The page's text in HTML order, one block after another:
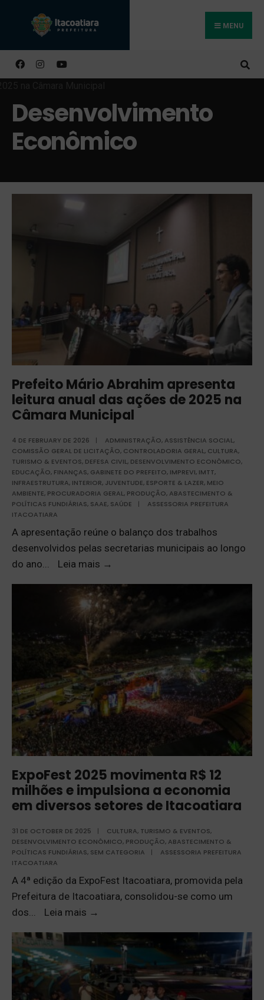
MENU
Desenvolvimento
Econômico
Prefeito Mário Abrahim apresenta
leitura anual das ações de 2025 na
Câmara Municipal
4 DE FEBRUARY DE 2026 | ADMINISTRAÇÃO, ASSISTÊNCIA SOCIAL,
COMISSÃO GERAL DE LICITAÇÃO, CONTROLADORIA GERAL, CULTURA,
TURISMO & EVENTOS, DEFESA CIVIL, DESENVOLVIMENTO ECONÔMICO,
EDUCAÇÃO, FINANÇAS, GABINETE DO PREFEITO, IMPREVI, IMTT,
INFRAESTRUTURA, INTERIOR, JUVENTUDE, ESPORTE & LAZER, MEIO
AMBIENTE, PROCURADORIA GERAL, PRODUÇÃO, ABASTECIMENTO &
POLÍTICAS FUNDIÁRIAS, SAAE, SAÚDE |
ASSESSORIA PREFEITURA
ITACOATIARA
A apresentação reúne o balanço dos trabalhos
desenvolvidos pelas secretarias municipais ao longo
do ano... Leia mais →
ExpoFest 2025 movimenta R$ 12
milhões e impulsiona a economia
em diversos setores de Itacoatiara
31 DE OCTOBER DE 2025 | CULTURA, TURISMO & EVENTOS,
DESENVOLVIMENTO ECONÔMICO, PRODUÇÃO, ABASTECIMENTO &
POLÍTICAS FUNDIÁRIAS, SEM CATEGORIA |
ASSESSORIA PREFEITURA
ITACOATIARA
A 4ª edição da ExpoFest Itacoatiara, promovida pela
Prefeitura de Itacoatiara, consolidou-se como um
dos
Leia mais →
Buscar